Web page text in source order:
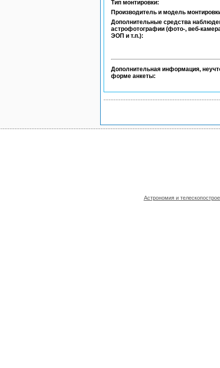
Тип монтировки:
Производитель и модель
Дополнительные средства
астрофотографии (фото-, веб-
ЭОП и т.п.):
Дополнительная информация,
форме анкеты:
Астрономия и